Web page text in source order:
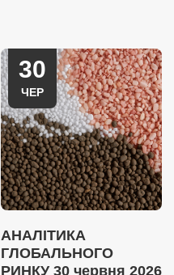
30
ЧЕР
АНАЛІТИКА
ГЛОБАЛЬНОГО
РИНКУ 30 червня 2026